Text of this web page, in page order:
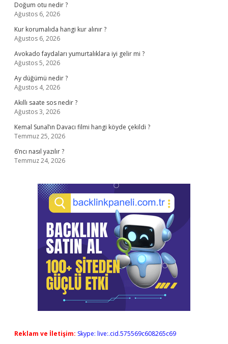
Doğum otu nedir ?
Ağustos 6, 2026
Kur korumalıda hangi kur alınır ?
Ağustos 6, 2026
Avokado faydaları yumurtalıklara iyi gelir mi ?
Ağustos 5, 2026
Ay düğümü nedir ?
Ağustos 4, 2026
Akıllı saate sos nedir ?
Ağustos 3, 2026
Kemal Sunal’ın Davacı filmi hangi köyde çekildi ?
Temmuz 25, 2026
6’ncı nasıl yazılır ?
Temmuz 24, 2026
Reklam ve İletişim: Skype: live:.cid.575569c608265c69